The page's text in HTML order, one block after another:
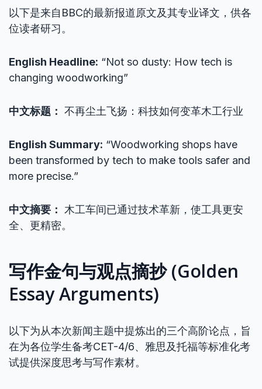
以下是来自BBC的最新报道原文及其专业译文，供各
位读者研习。
English Headline: “Not so dusty: How tech is
changing woodworking”
中文标题： 不再尘土飞扬：科技如何变革木工行业
English Summary: “Woodworking shops have
been transformed by tech to make tools safer and
more precise.”
中文摘要：
木工车间已通过技术革新，使工具更安
全、更精密。
写作金句与观点摘抄 (Golden
Essay Arguments)
以下为从本次新闻主题中提炼出的三个高阶论点，旨
在为各位学生备考CET-4/6、雅思及托福等标准化考
试提供深度思考与写作素材。